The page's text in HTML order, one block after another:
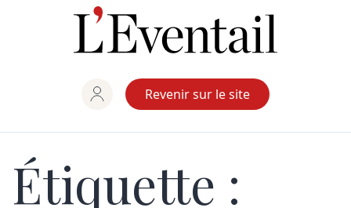
Revenir sur le site
Étiquette :